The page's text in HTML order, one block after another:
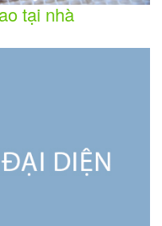
tại nhà